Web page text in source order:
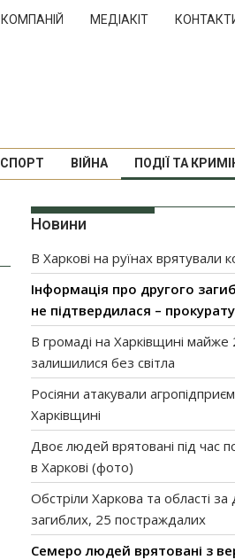
МЕДІАКІТ
СПОРТ ВІЙНА ПОДІЇ ТА
Новини
В Харкові на руїнах врятували
Інформація про другого
не підтвердилася –
В громаді на Харківщині майже
залишилися без світла
Росіяни атакували
Харківщині
Двоє людей врятовані під час
в Харкові (фото)
Обстріли Харкова та області
загиблих, 25 постраждалих
Семеро людей врятовані з